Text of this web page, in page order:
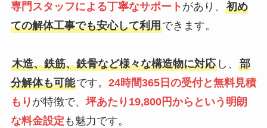
専門スタッフによる丁寧なサポート があり、 初め
ての解体工事でも安心して利用できます。
木造、鉄筋、鉄骨など様々な構造物に対応し、 部
分解体も可能です。 24時間365日の受付と無料見積
もり が特徴で、坪あたり19,800円からという明朗
な料金設定 も魅力です。